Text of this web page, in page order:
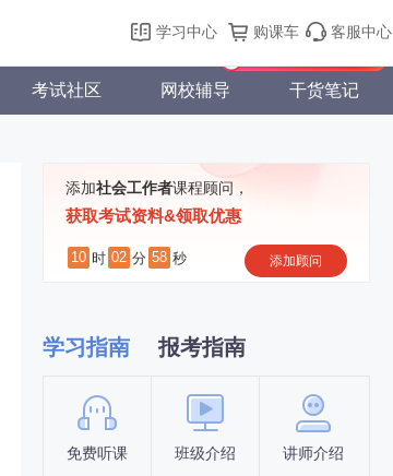
购课车 登录/注册
学习中心 购课车 客服中心
考试社区 网校辅导 干货笔记
添加社会工作者课程顾问，
获取考试资料&领取优惠
10 时 02 分 57 秒 添加顾问
学习指南 报考指南
免费听课 班级介绍 讲师介绍